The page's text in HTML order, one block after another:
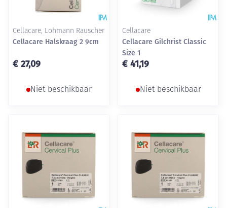
Cellacare, Lohmann Rauscher
Cellacare Halskraag 2 9cm
€ 27,09
Niet beschikbaar
Cellacare
Cellacare Gilchrist Classic
Size 1
€ 41,19
Niet beschikbaar